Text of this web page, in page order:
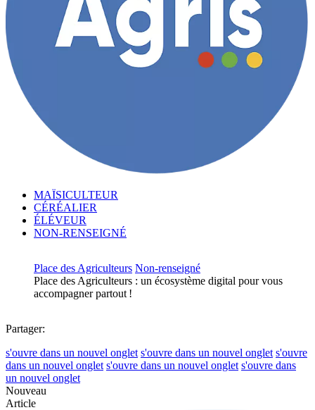
MAÏSICULTEUR
CÉRÉALIER
ÉLÉVEUR
NON-RENSEIGNÉ
Place des Agriculteurs Non-renseigné
Place des Agriculteurs : un écosystème digital pour vous
accompagner partout !
Partager:
s'ouvre dans un nouvel onglet s'ouvre dans un nouvel onglet s'ouvre
dans un nouvel onglet s'ouvre dans un nouvel onglet s'ouvre dans
un nouvel onglet
Nouveau
Article